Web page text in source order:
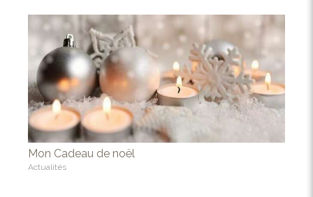
Mon Cadeau de noël
Actualités